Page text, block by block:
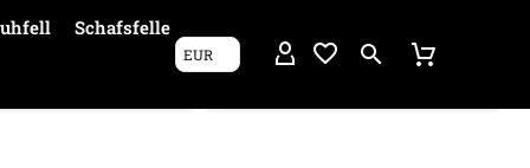
Schafsfelle
EUR